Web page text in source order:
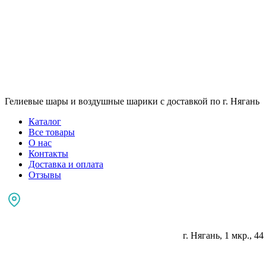
Гелиевые шары и воздушные шарики с доставкой по г. Нягань
Каталог
Все товары
О нас
Контакты
Доставка и оплата
Отзывы
г. Нягань, 1 мкр., 44